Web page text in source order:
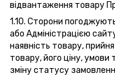
відвантаження товару
1.10. Сторони
або Адміністрацією
наявність товару,
товару, його ціну,
зміну статусу